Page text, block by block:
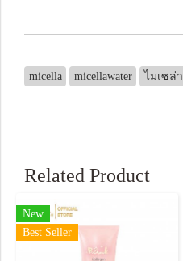
micella micellawater ไมเซล่า
Related Product
New
Best Seller